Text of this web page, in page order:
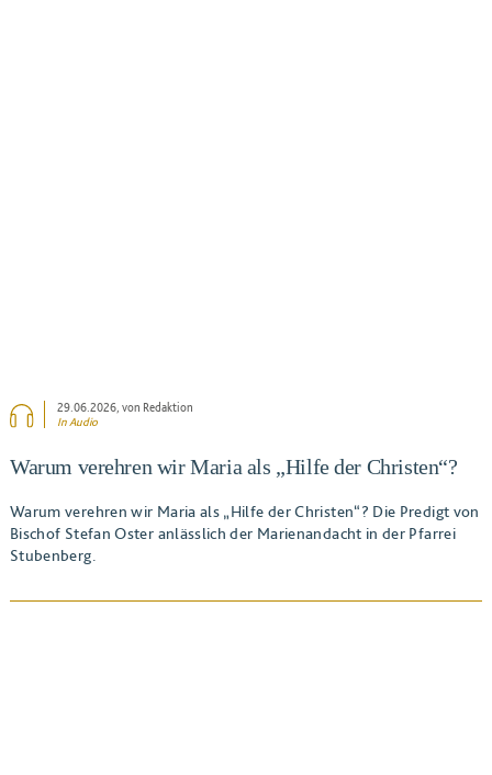
29.06.2026, von Redaktion
In Audio
Warum verehren wir Maria als „Hilfe der Christen“?
Warum verehren wir Maria als „Hilfe der Christen“? Die Predigt von
Bischof Stefan Oster anlässlich der Marienandacht in der Pfarrei
Stubenberg.